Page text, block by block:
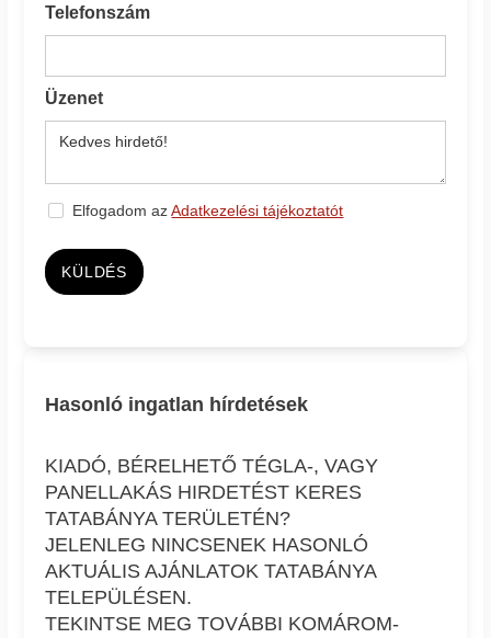
Telefonszám
Üzenet
Elfogadom azAdatkezelési tájékoztatót
KÜLDÉS
Hasonló ingatlan hírdetések
KIADÓ, BÉRELHETŐ TÉGLA-, VAGY
PANELLAKÁS HIRDETÉST KERES
TATABÁNYA TERÜLETÉN?
JELENLEG NINCSENEK HASONLÓ
AKTUÁLIS AJÁNLATOK TATABÁNYA
TELEPÜLÉSEN.
TEKINTSE MEG TOVÁBBI KOMÁROM-